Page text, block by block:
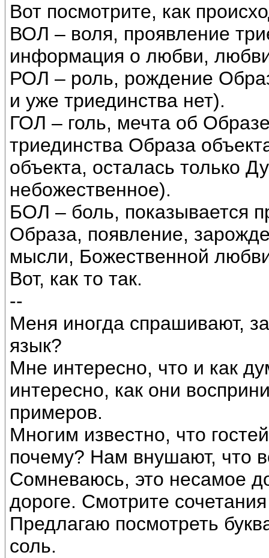
Вот посмотрите, как
ВОЛ – воля, проявление
информация о любви,
РОЛ – роль, рождение
и уже триединства нет).
ГОЛ – голь, мечта об
триединства Образа
объекта, осталась только
небожественное).
БОЛ – боль, показывается
Образа, появление,
мысли, Божественной
Вот, как то так.
--
Меня иногда спрашивают,
язык?
Мне интересно, что и как
интересно, как они
примеров.
Многим известно, что
почему? Нам внушают, что
Сомневаюсь, это несамое
дороге. Смотрите
Предлагаю посмотреть
соль.